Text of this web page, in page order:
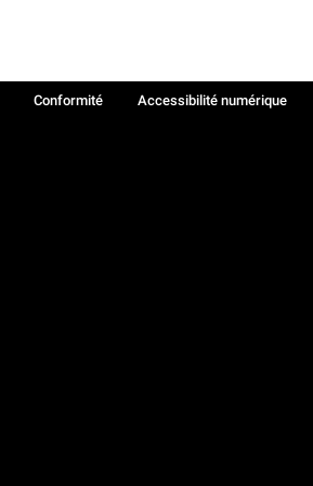
Conformité
Accessibilité numérique